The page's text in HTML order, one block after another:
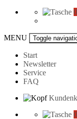
0
MENU Toggle
Start
Newsletter
Service
FAQ
0